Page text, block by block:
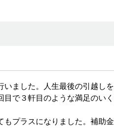
いました。人生最後の引越しを
で３軒目のような満足のいく
もプラスになりました。補助金